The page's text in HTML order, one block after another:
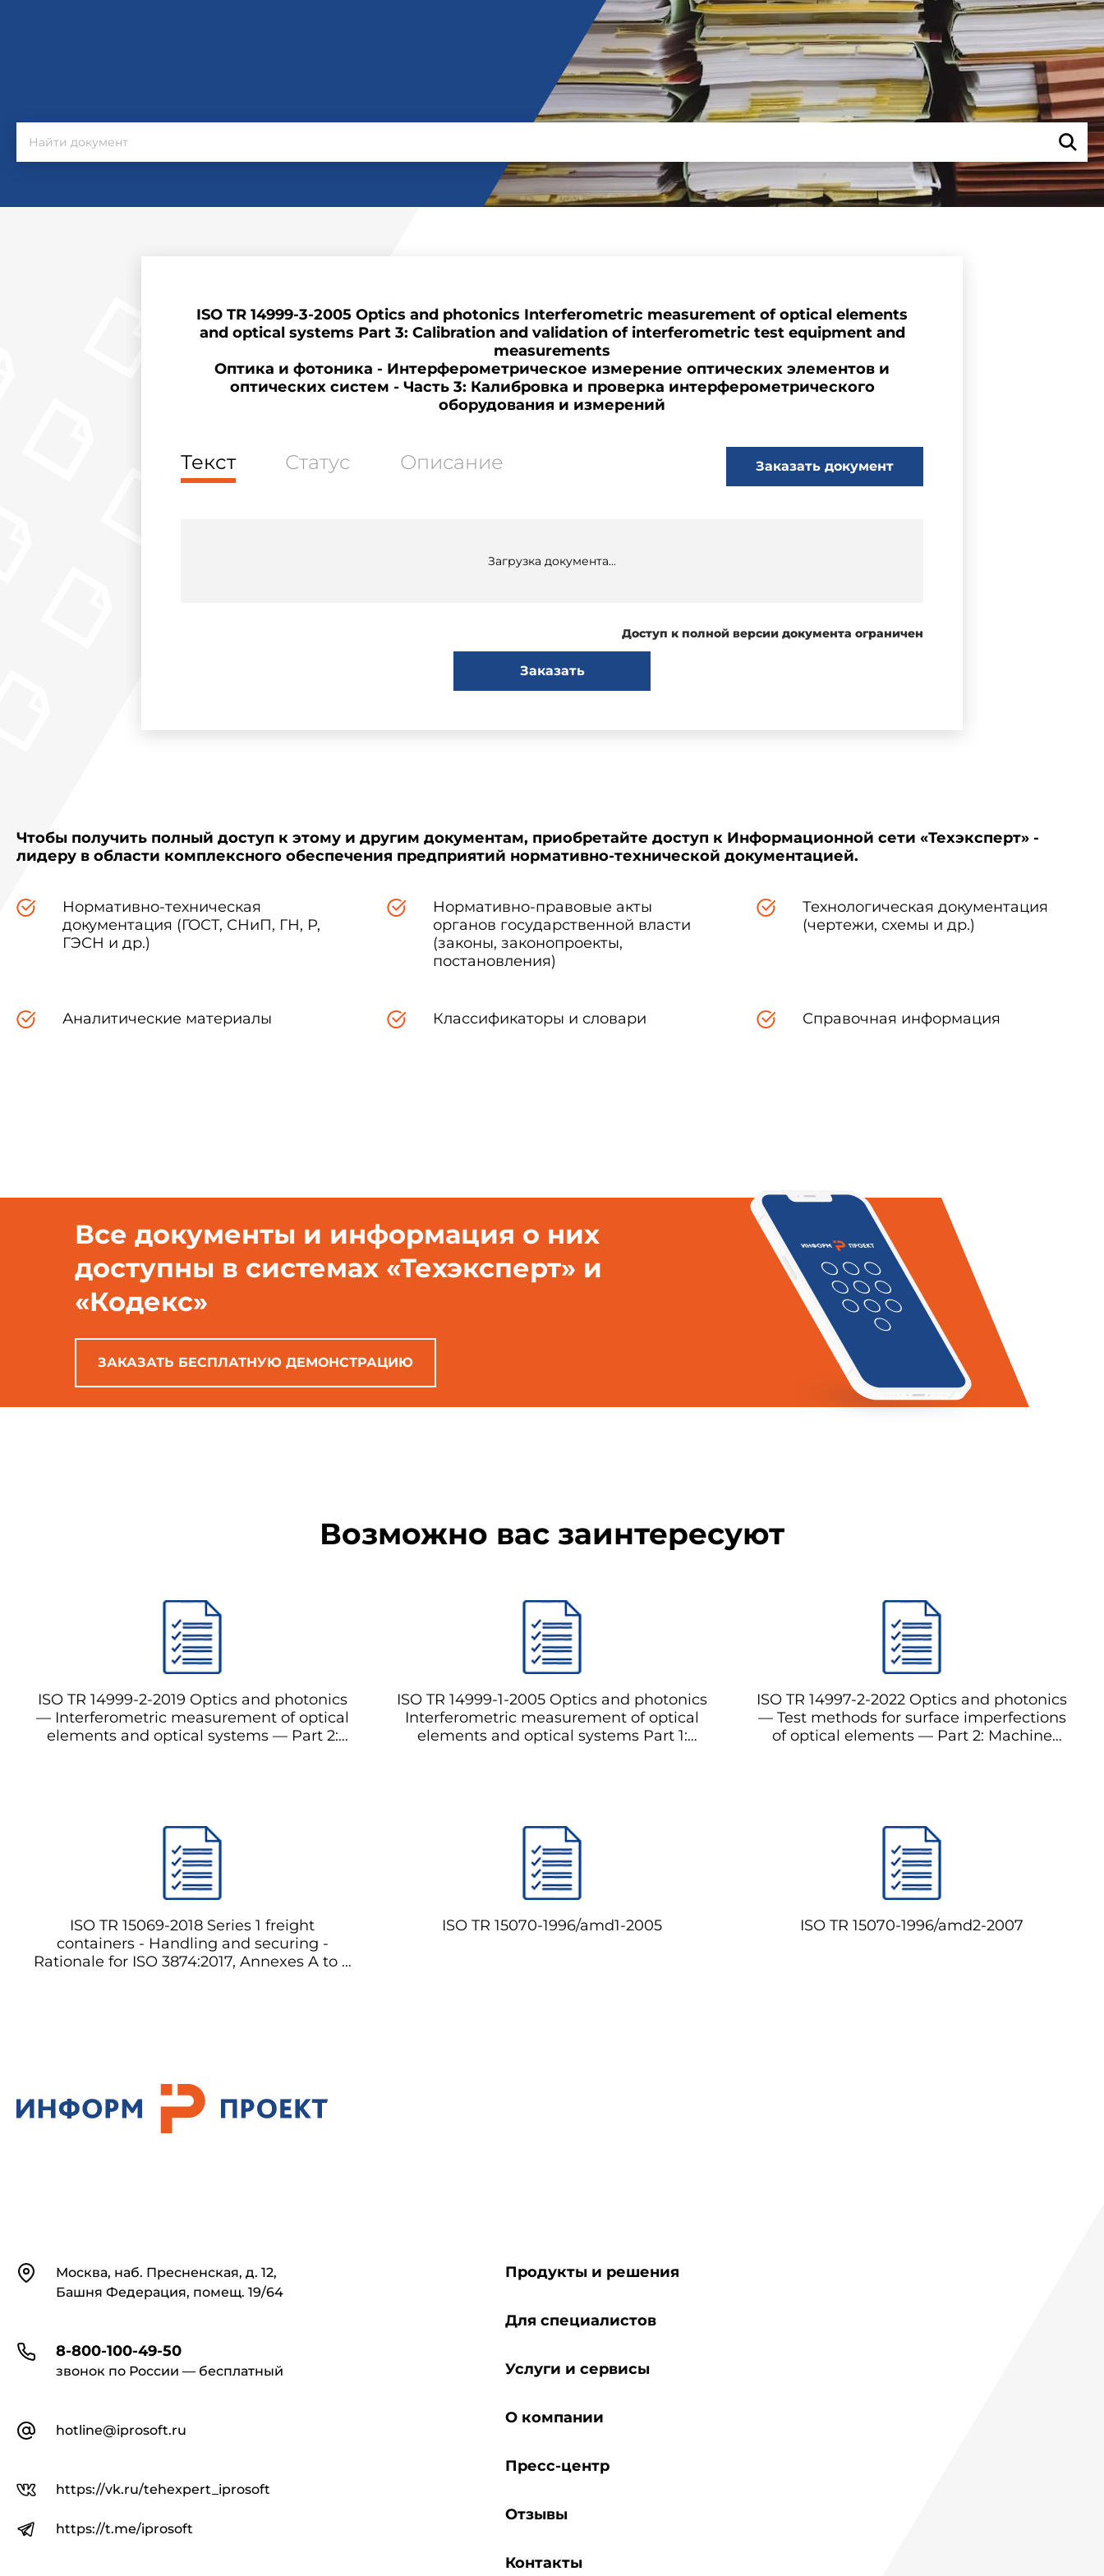
ISO TR 14999-3-2005 Optics and photonics Interferometric measurement of optical elements
and optical systems Part 3: Calibration and validation of interferometric test equipment and
measurements
Оптика и фотоника - Интерферометрическое измерение оптических элементов и
оптических систем - Часть 3: Калибровка и проверка интерферометрического
оборудования и измерений
Текст Статус Описание Заказать документ
Загрузка документа...
Доступ к полной версии документа ограничен
Заказать
Чтобы получить полный доступ к этому и другим документам, приобретайте доступ к Информационной сети «Техэксперт» -
лидеру в области комплексного обеспечения предприятий нормативно-технической документацией.
Нормативно-техническая
документация (ГОСТ, СНиП, ГН, Р,
ГЭСН и др.)
Нормативно-правовые акты
органов государственной власти
(законы, законопроекты,
постановления)
Технологическая документация
(чертежи, схемы и др.)
Аналитические материалы Классификаторы и словари Справочная информация
Все документы и информация о них
доступны в системах «Техэксперт» и
«Кодекс»
ЗАКАЗАТЬ БЕСПЛАТНУЮ ДЕМОНСТРАЦИЮ
Возможно вас заинтересуют
ISO TR 14999-2-2019 Optics and photonics
— Interferometric measurement of optical
elements and optical systems — Part 2:
систем — Часть 2: Техники измерения и
оценки
ISO TR 14999-1-2005 Optics and photonics
Interferometric measurement of optical
elements and optical systems Part 1:
систем Часть 1: Термины, определения и
основные соотношения
ISO TR 14997-2-2022 Optics and photonics
— Test methods for surface imperfections
of optical elements — Part 2: Machine
ISO TR 15069-2018 Series 1 freight
containers - Handling and securing -
Rationale for ISO 3874:2017, Annexes A to E
ISO TR 15070-1996/amd1-2005 ISO TR 15070-1996/amd2-2007
КонтактыМосква, наб. Пресненская, д. 12,
Башня Федерация, помещ. 19/64
8-800-100-49-50
звонок по России — бесплатный
hotline@iprosoft.ru
https://vk.ru/tehexpert_iprosoft
https://t.me/iprosoft
Продукты и решения
Для специалистов
Услуги и сервисы
О компании
Пресс-центр
Отзывы
Контакты